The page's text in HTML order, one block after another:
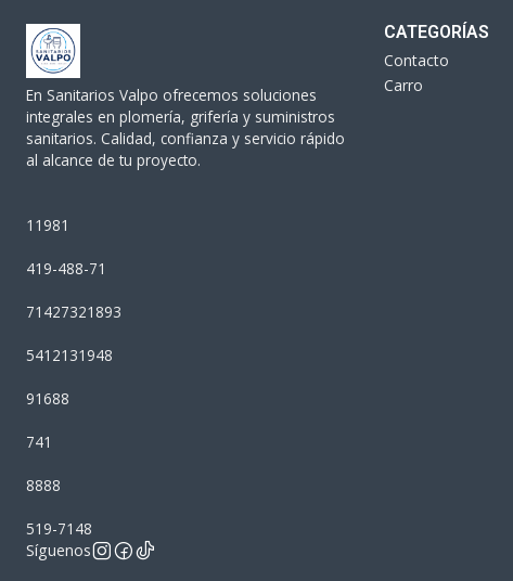
En Sanitarios Valpo ofrecemos soluciones
integrales en plomería, grifería y suministros
sanitarios. Calidad, confianza y servicio rápido
al alcance de tu proyecto.
11981
419-488-71
71427321893
5412131948
91688
741
8888
519-7148
Síguenos
CATEGORÍAS
Contacto
Carro